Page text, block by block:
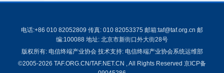
电话:+86 010 82052809 传真: 010 82053375 邮箱:taf@taf.org.cn 邮
编:100088 地址: 北京市新街口外大街28号
版权所有: 电信终端产业协会 技术支持: 电信终端产业协会系统运维部
©2005-2026 TAF.ORG.CN/TAF.NET.CN , All Rights Reserved 京ICP备